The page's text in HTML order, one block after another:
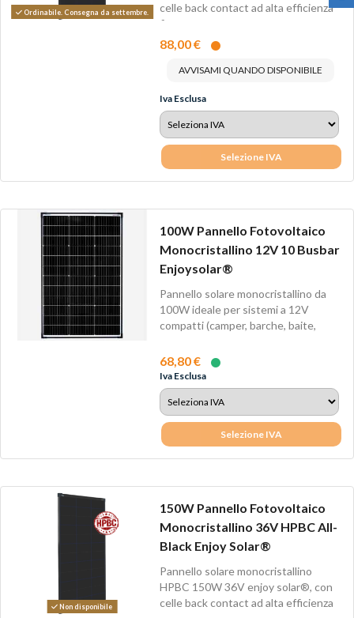
Ordinabile. Consegna da settembre.
celle back contact ad alta efficienza
fino...
88,00 €
AVVISAMI QUANDO DISPONIBILE
Iva Esclusa
Selezione IVA
100W Pannello Fotovoltaico
Monocristallino 12V 10 Busbar
Enjoysolar®
Pannello solare monocristallino da
100W ideale per sistemi a 12V
compatti (camper, barche, baite,
68,80 €
Iva Esclusa
Selezione IVA
Non disponibile
150W Pannello Fotovoltaico
Monocristallino 36V HPBC All-
Black Enjoy Solar®
Pannello solare monocristallino
HPBC 150W 36V enjoy solar®, con
celle back contact ad alta efficienza